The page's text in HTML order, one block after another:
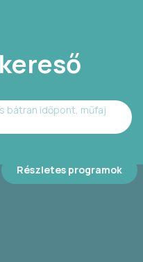
bátran időpont, műfaj
Részletes programok